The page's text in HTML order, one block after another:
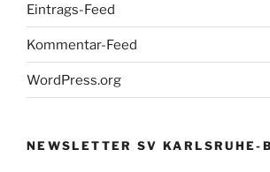
Eintrags-Feed
Kommentar-Feed
WordPress.org
NEWSLETTER SV KARLSRUHE-